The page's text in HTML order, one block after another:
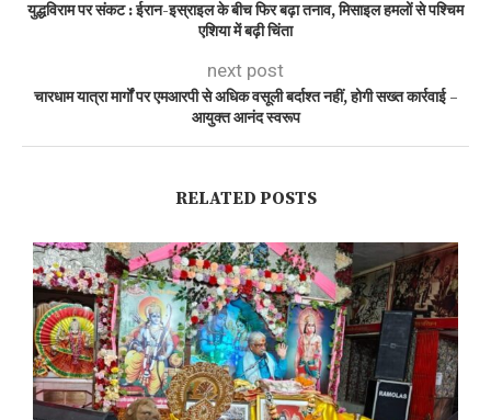
युद्धविराम पर संकट : ईरान-इस्राइल के बीच फिर बढ़ा तनाव, मिसाइल हमलों से पश्चिम
एशिया में बढ़ी चिंता
next post
चारधाम यात्रा मार्गों पर एमआरपी से अधिक वसूली बर्दाश्त नहीं, होगी सख्त कार्रवाई –
आयुक्त आनंद स्वरूप
RELATED POSTS